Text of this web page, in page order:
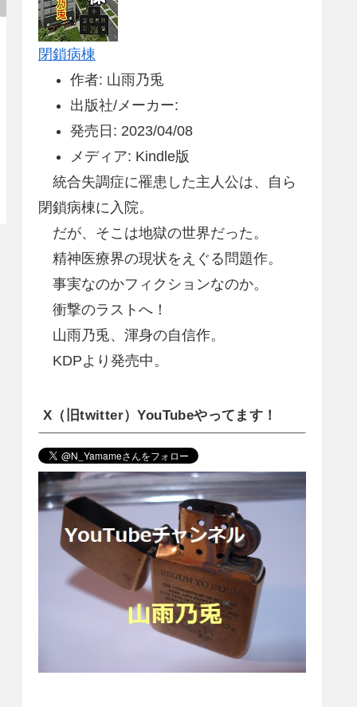
閉鎖病棟
作者: 山雨乃兎
出版社/メーカー:
発売日: 2023/04/08
メディア: Kindle版
統合失調症に罹患した主人公は、自ら
閉鎖病棟に入院。
だが、そこは地獄の世界だった。
精神医療界の現状をえぐる問題作。
事実なのかフィクションなのか。
衝撃のラストへ！
山雨乃兎、渾身の自信作。
KDPより発売中。
X（旧twitter）YouTubeやってます！